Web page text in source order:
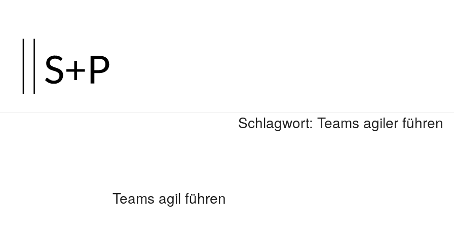
springen
Schlagwort: Teams agiler führen
Teams agil führen